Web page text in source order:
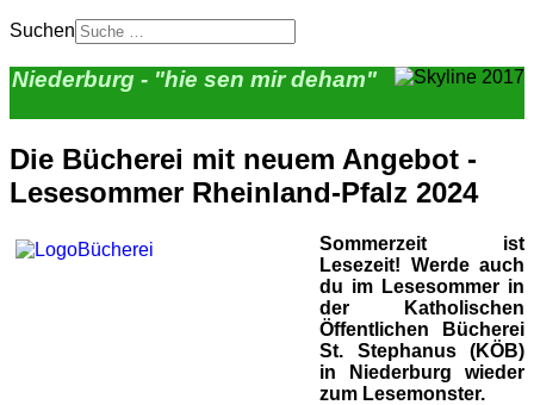
Suchen
Niederburg - "hie sen mir deham"
Die Bücherei mit neuem Angebot -
Lesesommer Rheinland-Pfalz 2024
Sommerzeit ist
Lesezeit! Werde auch
du im Lesesommer in
der Katholischen
Öffentlichen Bücherei
St. Stephanus (KÖB)
in Niederburg wieder
zum Lesemonster.